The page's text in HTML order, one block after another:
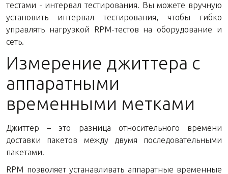
тестами - интервал тестирования. Вы можете вручную
установить интервал тестирования, чтобы гибко
управлять нагрузкой RPM-тестов на оборудование и
сеть.
Измерение джиттера с
аппаратными
временными метками
Джиттер – это разница относительного времени
доставки пакетов между двумя последовательными
пакетами.
RPM позволяет устанавливать аппаратные временные